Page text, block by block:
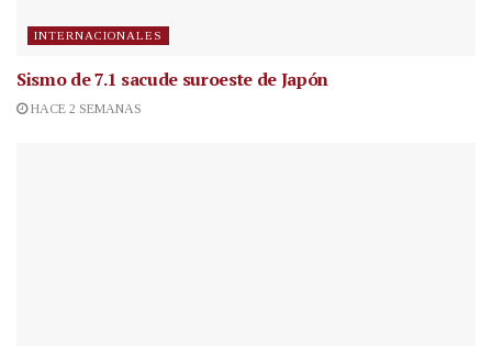
INTERNACIONALES
Sismo de 7.1 sacude suroeste de Japón
HACE 2 SEMANAS